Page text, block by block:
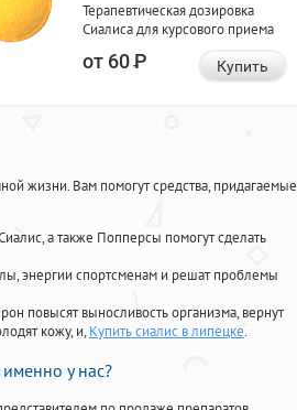
Терапевтическая дозировка
Сиалиса для курсового приема
от 60Р Купить
жизни. Вам помогут средства, придагаемые
а также Попперсы помогут сделать
энергии спортсменам и решат проблемы
повысят выносливость организма, вернут
кожу, и, Купить сиалис в липецке.
у нас?